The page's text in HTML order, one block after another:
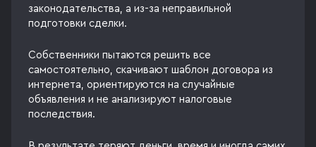
законодательства, а из-за неправильной
подготовки сделки.
Собственники пытаются решить все
самостоятельно, скачивают шаблон договора из
интернета, ориентируются на случайные
объявления и не анализируют налоговые
последствия.